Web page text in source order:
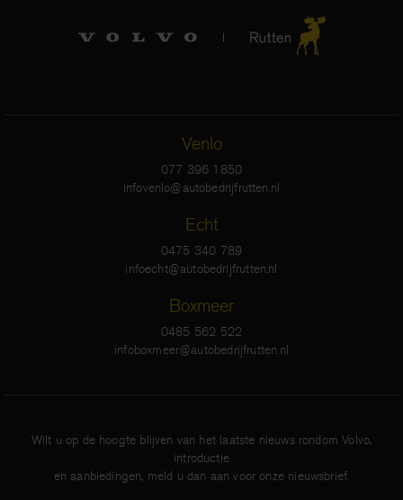
Venlo
077 396 1850
infovenlo@autobedrijfrutten.nl
Echt
0475 340 789
infoecht@autobedrijfrutten.nl
Boxmeer
0485 562 522
infoboxmeer@autobedrijfrutten.nl
Wilt u op de hoogte blijven van het laatste nieuws rondom Volvo,
introductie
en aanbiedingen, meld u dan aan voor onze nieuwsbrief.